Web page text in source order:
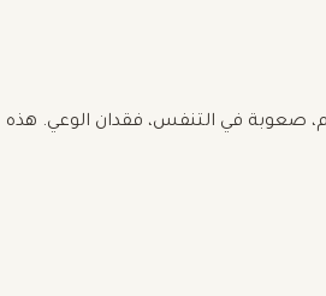
صعوبة في التنفس، فقدان الوعي. هذه